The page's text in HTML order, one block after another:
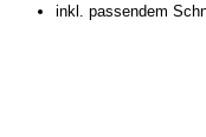
inkl. passendem